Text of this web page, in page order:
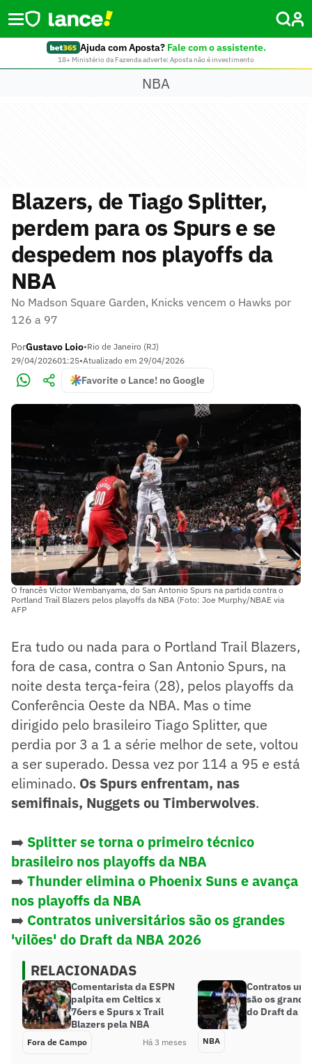
Ajuda com Aposta? Fale com o assistente.
18+ Ministério da Fazenda adverte: Aposta não é investimento
NBA
Blazers, de Tiago Splitter,
perdem para os Spurs e se
despedem nos playoffs da
NBA
No Madson Square Garden, Knicks vencem o Hawks por
126 a 97
PorGustavo Loio•Rio de Janeiro (RJ)
29/04/202601:25•Atualizado em 29/04/2026
Favorite o Lance! no Google
O francês Victor Wembanyama, do San Antonio Spurs na partida contra o
Portland Trail Blazers pelos playoffs da NBA (Foto: Joe Murphy/NBAE via
AFP
Era tudo ou nada para o Portland Trail Blazers,
fora de casa, contra o San Antonio Spurs, na
noite desta terça-feira (28), pelos playoffs da
Conferência Oeste da NBA. Mas o time
dirigido pelo brasileiro Tiago Splitter, que
perdia por 3 a 1 a série melhor de sete, voltou
a ser superado. Dessa vez por 114 a 95 e está
eliminado. Os Spurs enfrentam, nas
semifinais, Nuggets ou Timberwolves.
➡️ Splitter se torna o primeiro técnico
brasileiro nos playoffs da NBA
➡️ Thunder elimina o Phoenix Suns e avança
nos playoffs da NBA
➡️ Contratos universitários são os grandes
'vilões' do Draft da NBA 2026
RELACIONADAS
Comentarista da ESPN
palpita em Celtics x
76ers e Spurs x Trail
Blazers pela NBA
Fora de Campo Há 3 meses
Contratos
são os
do Draft da
NBA